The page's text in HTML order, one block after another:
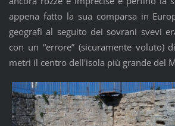
appena fatto la sua comparsa in
geografi al seguito dei sovrani svevi
con un “errore” (sicuramente voluto)
metri il centro dell'isola più grande del